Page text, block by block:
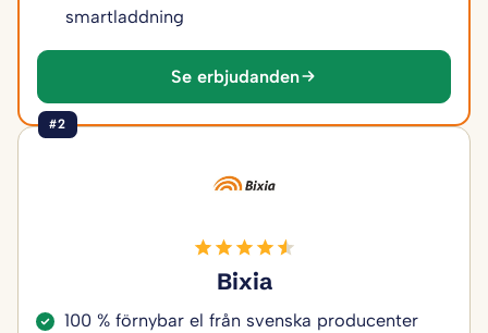
smartladdning
Se erbjudanden
#2
Bixia
100 % förnybar el från svenska producenter